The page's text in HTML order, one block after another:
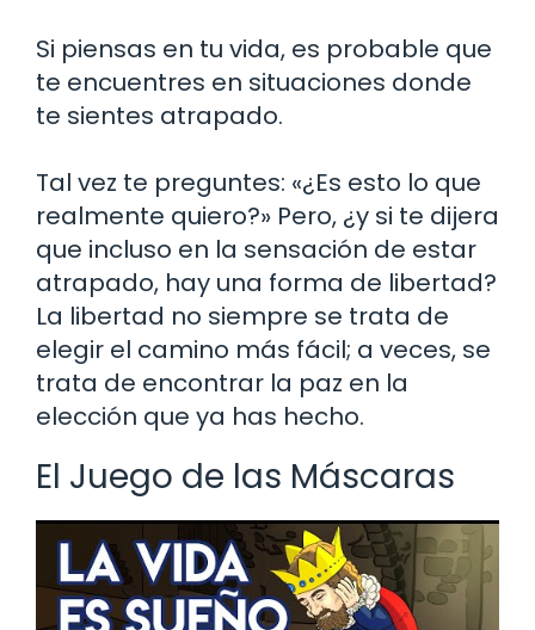
Si piensas en tu vida, es probable que
te encuentres en situaciones donde
te sientes atrapado.
Tal vez te preguntes: «¿Es esto lo que
realmente quiero?» Pero, ¿y si te dijera
que incluso en la sensación de estar
atrapado, hay una forma de libertad?
La libertad no siempre se trata de
elegir el camino más fácil; a veces, se
trata de encontrar la paz en la
elección que ya has hecho.
El Juego de las Máscaras